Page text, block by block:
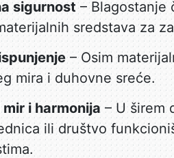
sigurnost– Blagostanje
sredstava za
– Osim
mira i duhovne sreće.
i harmonija– U širem
ili društvo